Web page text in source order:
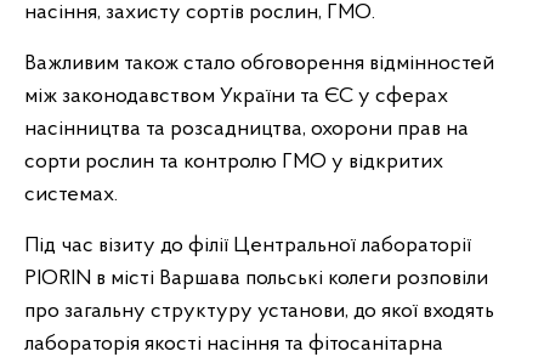
насіння, захисту сортів рослин, ГМО.
Важливим також стало обговорення відмінностей
між законодавством України та ЄС у сферах
насінництва та розсадництва, охорони прав на
сорти рослин та контролю ГМО у відкритих
системах.
Під час візиту до філії Центральної лабораторії
PIORIN в місті Варшава польські колеги розповіли
про загальну структуру установи, до якої входять
лабораторія якості насіння та фітосанітарна